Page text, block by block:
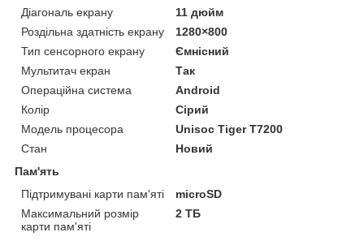
Діагональ екрану
11 дюйм
Роздільна здатність екрану
1280×800
Тип сенсорного екрану
Ємнісний
Мультитач екран
Так
Операційна система
Android
Колір
Сірий
Модель процесора
Unisoc Tiger T7200
Стан
Новий
Пам'ять
Підтримувані карти пам'яті
microSD
Максимальний розмір
карти пам'яті
2 ТБ